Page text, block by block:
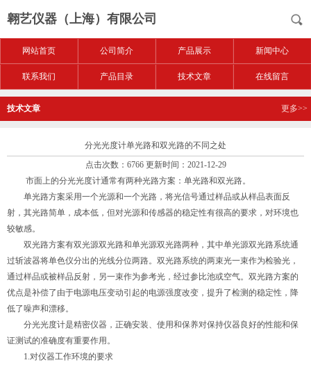
翱艺仪器（上海）有限公司
网站首页 公司简介 产品展示 新闻中心
联系我们 产品目录 技术文章 在线留言
技术文章 更多>>
分光光度计单光路和双光路的不同之处
点击次数：6766 更新时间：2021-12-29
市面上的分光光度计通常有两种光路方案：单光路和双光路。
单光路方案采用一个光源和一个光路，将光信号通过样品或从样品表面反
射，其光路简单，成本低，但对光源和传感器的稳定性有很高的要求，对环境也
较敏感。
双光路方案有双光源双光路和单光源双光路两种，其中单光源双光路系统通
过斩波器将单色仪分出的光线分位两路。双光路系统的两束光一束作为检验光，
通过样品或被样品反射，另一束作为参考光，经过参比池或空气。双光路方案的
优点是补偿了由于电源电压变动引起的电源强度改变，提升了检测的稳定性，降
低了噪声和漂移。
分光光度计是精密仪器，正确安装、使用和保养对保持仪器良好的性能和保
证测试的准确度有重要作用。
1.对仪器工作环境的要求